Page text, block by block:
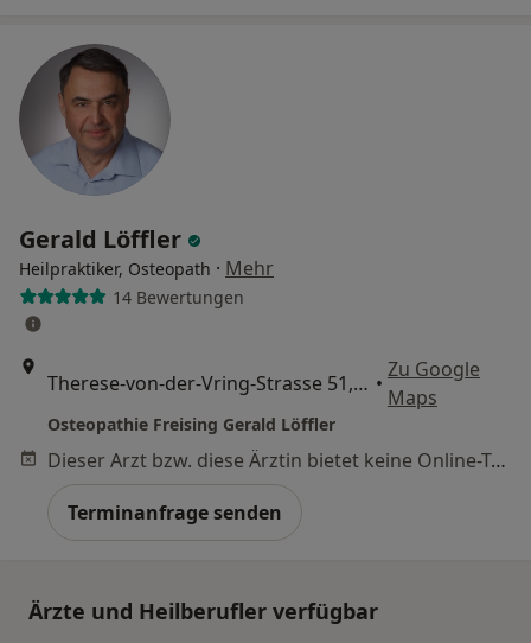
Gerald Löffler
Heilpraktiker, Osteopath · Mehr
14 Bewertungen
Therese-von-der-Vring-Strasse 51, Freising •
Zu Google
Maps
Osteopathie Freising Gerald Löffler
Dieser Arzt bzw. diese Ärztin bietet keine Online-Terminbuchung an diesem Standort an.
Terminanfrage senden
Ärzte und Heilberufler verfügbar